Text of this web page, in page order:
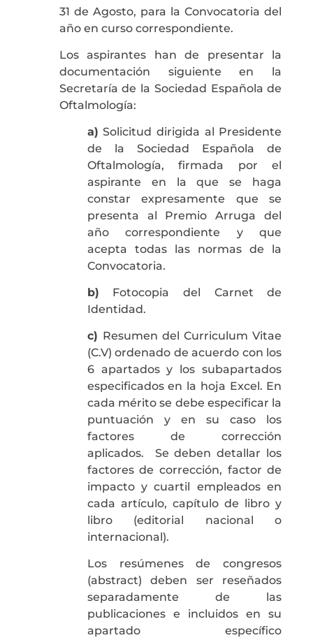
31 de Agosto, para la Convocatoria del
año en curso correspondiente.
Los aspirantes han de presentar la
documentación siguiente en la
Secretaría de la Sociedad Española de
Oftalmología:
a) Solicitud dirigida al Presidente
de la Sociedad Española de
Oftalmología, firmada por el
aspirante en la que se haga
constar expresamente que se
presenta al Premio Arruga del
año correspondiente y que
acepta todas las normas de la
Convocatoria.
b) Fotocopia del Carnet de
Identidad.
c) Resumen del Curriculum Vitae
(C.V) ordenado de acuerdo con los
6 apartados y los subapartados
especificados en la hoja Excel. En
cada mérito se debe especificar la
puntuación y en su caso los
factores de corrección
aplicados. Se deben detallar los
factores de corrección, factor de
impacto y cuartil empleados en
cada artículo, capítulo de libro y
libro (editorial nacional o
internacional).
Los resúmenes de congresos
(abstract) deben ser reseñados
separadamente de las
publicaciones e incluidos en su
apartado específico